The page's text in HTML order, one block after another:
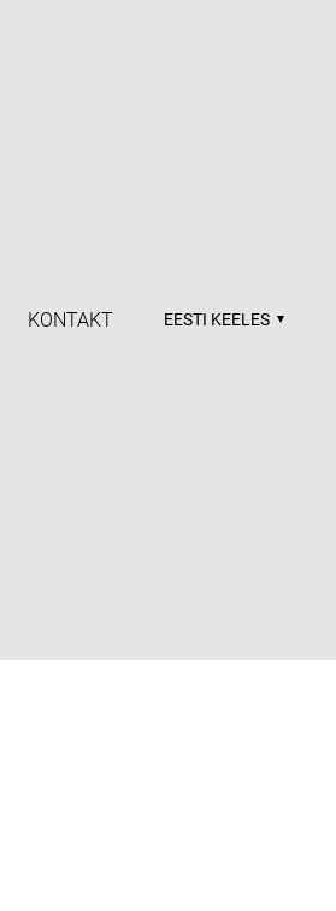
KONTAKT EESTI KEELES